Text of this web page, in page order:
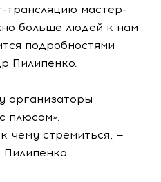
трансляцию мастер-
больше людей к нам
подробностями
Пилипенко.
организаторы
плюсом».
чему стремиться, —